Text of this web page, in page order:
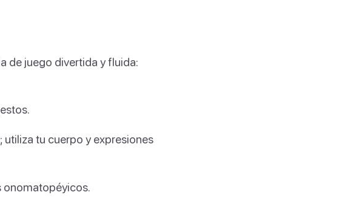
de juego divertida y fluida:
tu cuerpo y expresiones
onomatopéyicos.